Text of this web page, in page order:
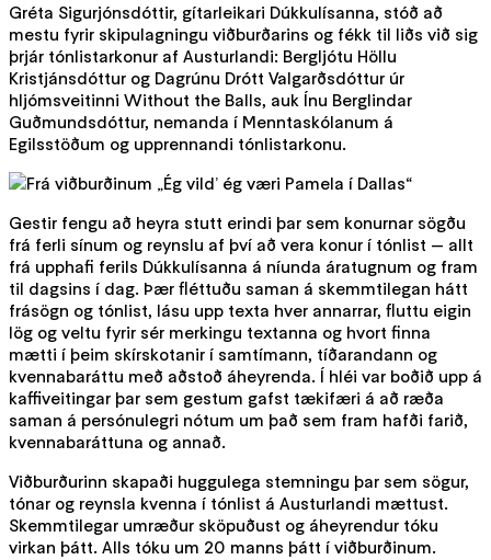
Gréta Sigurjónsdóttir, gítarleikari Dúkkulísanna, stóð að
mestu fyrir skipulagningu viðburðarins og fékk til liðs við sig
þrjár tónlistarkonur af Austurlandi: Bergljótu Höllu
Kristjánsdóttur og Dagrúnu Drótt Valgarðsdóttur úr
hljómsveitinni Without the Balls, auk Ínu Berglindar
Guðmundsdóttur, nemanda í Menntaskólanum á
Egilsstöðum og upprennandi tónlistarkonu.
Gestir fengu að heyra stutt erindi þar sem konurnar sögðu
frá ferli sínum og reynslu af því að vera konur í tónlist — allt
frá upphafi ferils Dúkkulísanna á níunda áratugnum og fram
til dagsins í dag. Þær fléttuðu saman á skemmtilegan hátt
frásögn og tónlist, lásu upp texta hver annarrar, fluttu eigin
lög og veltu fyrir sér merkingu textanna og hvort finna
mætti í þeim skírskotanir í samtímann, tíðarandann og
kvennabaráttu með aðstoð áheyrenda. Í hléi var boðið upp á
kaffiveitingar þar sem gestum gafst tækifæri á að ræða
saman á persónulegri nótum um það sem fram hafði farið,
kvennabaráttuna og annað.
Viðburðurinn skapaði huggulega stemningu þar sem sögur,
tónar og reynsla kvenna í tónlist á Austurlandi mættust.
Skemmtilegar umræður sköpuðust og áheyrendur tóku
virkan þátt. Alls tóku um 20 manns þátt í viðburðinum.